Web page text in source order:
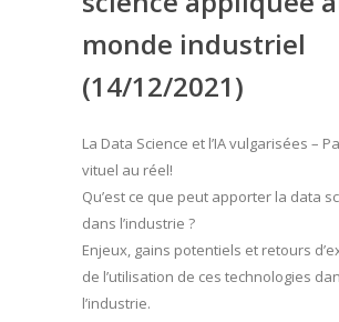
monde industriel
(14/12/2021)
La Data Science et l’IA vulgarisées –
vituel au réel!
Qu’est ce que peut apporter la data
dans l’industrie ?
Enjeux, gains potentiels et retours
de l’utilisation de ces technologies
l’industrie.